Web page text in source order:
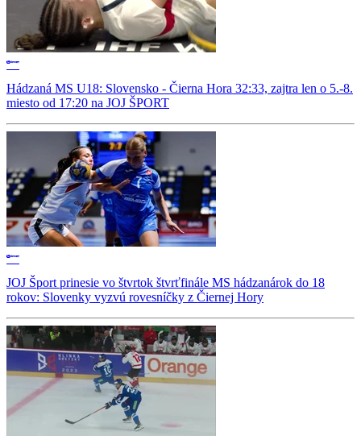
Hádzaná MS U18: Slovensko - Čierna Hora 32:33, zajtra len o 5.-8.
miesto od 17:20 na JOJ ŠPORT
JOJ Šport prinesie vo štvrtok štvrťfinále MS hádzanárok do 18
rokov: Slovenky vyzvú rovesníčky z Čiernej Hory